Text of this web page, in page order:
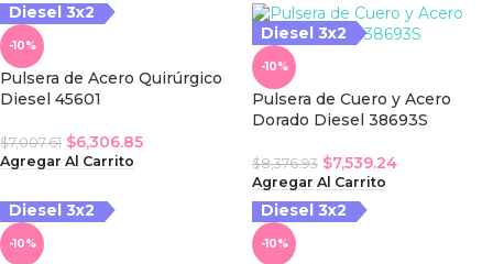
Diesel 3x2
-10%
Pulsera de Acero Quirúrgico
Diesel 45601
$7,007.61 $6,306.85
Agregar Al Carrito
Diesel 3x2
3x2
-10%
Pulsera de Cuero y Acero
Dorado Diesel 38693S
$8,376.93 $7,539.24
Agregar Al Carrito
Diesel 3x2
-10%
Diesel 3x2
3x2
-10%